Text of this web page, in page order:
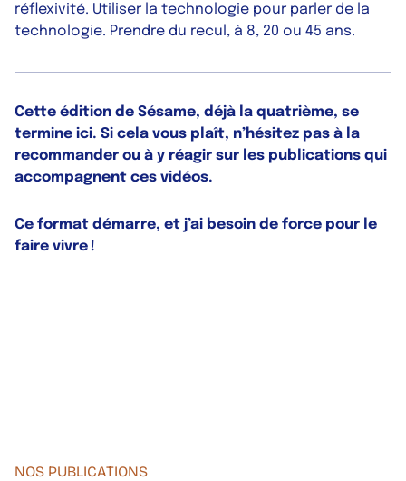
réflexivité. Utiliser la technologie pour parler de la
technologie. Prendre du recul, à 8, 20 ou 45 ans.
Cette édition de Sésame, déjà la quatrième, se
termine ici. Si cela vous plaît, n’hésitez pas à la
recommander ou à y réagir sur les publications qui
accompagnent ces vidéos.
Ce format démarre, et j’ai besoin de force pour le
faire vivre !
NOS PUBLICATIONS